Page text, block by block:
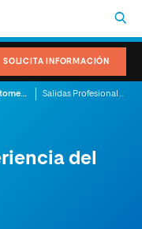
SOLICITA INFORMACIÓN
Máster en Customer Experience Management
del